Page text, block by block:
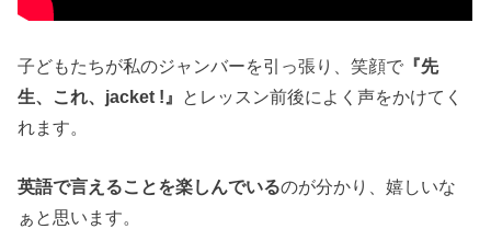
子どもたちが私のジャンバーを引っ張り、笑顔で 『先
生、これ、jacket !』 とレッスン前後によく声をかけてく
れます。
英語で言えることを楽しんでいるのが分かり、嬉しいな
ぁと思います。